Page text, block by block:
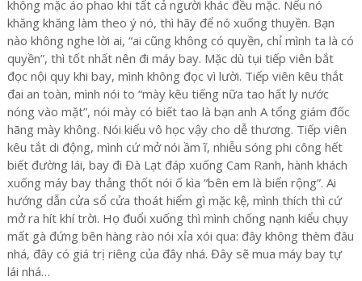
không mặc áo phao khi tất cả người khác đều mặc. Nếu nó
khăng khăng làm theo ý nó, thì hãy để nó xuống thuyền. Bạn
nào không nghe lời ai, “ai cũng không có quyền, chỉ mình ta là có
quyền”, thì tốt nhất nên đi máy bay. Mặc dù tụi tiếp viên bắt
đọc nội quy khi bay, mình không đọc vì lười. Tiếp viên kêu thắt
đai an toàn, mình nói to “mày kêu tiếng nữa tao hất ly nước
nóng vào mặt”, nói mày có biết tao là bạn anh A tổng giám đốc
hãng mày không. Nói kiểu vô học vậy cho dễ thương. Tiếp viên
kêu tắt di động, mình cứ mở nói ầm ĩ, nhiễu sóng phi công hết
biết đường lái, bay đi Đà Lạt đáp xuống Cam Ranh, hành khách
xuống máy bay thảng thốt nói ố kìa “bên em là biển rộng”. Ai
hướng dẫn cửa sổ cửa thoát hiểm gì mặc kệ, mình thích thì cứ
mở ra hít khí trời. Họ đuổi xuống thì mình chống nạnh kiểu chụy
mất gà đứng bên hàng rào nói xỉa xói qua: đây không thèm đâu
nhá, đây có giá trị riêng của đây nhá. Đây sẽ mua máy bay tự
lái nhá…